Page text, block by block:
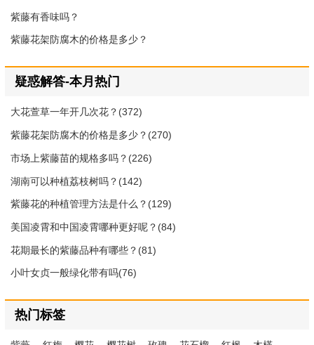
紫藤有香味吗？
紫藤花架防腐木的价格是多少？
疑惑解答-本月热门
大花萱草一年开几次花？(372)
紫藤花架防腐木的价格是多少？(270)
市场上紫藤苗的规格多吗？(226)
湖南可以种植荔枝树吗？(142)
紫藤花的种植管理方法是什么？(129)
美国凌霄和中国凌霄哪种更好呢？(84)
花期最长的紫藤品种有哪些？(81)
小叶女贞一般绿化带有吗(76)
热门标签